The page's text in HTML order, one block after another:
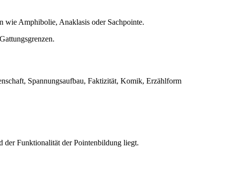
wie Amphibolie, Anaklasis oder Sachpointe.
Spannungsaufbau, Faktizität, Komik, Erzählform
der Funktionalität der Pointenbildung liegt.